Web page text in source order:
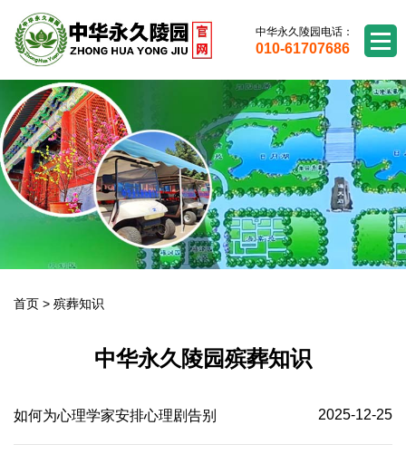
中华永久陵园电话：
010-61707686
首页 > 殡葬知识
中华永久陵园殡葬知识
如何为心理学家安排心理剧告别 2025-12-25